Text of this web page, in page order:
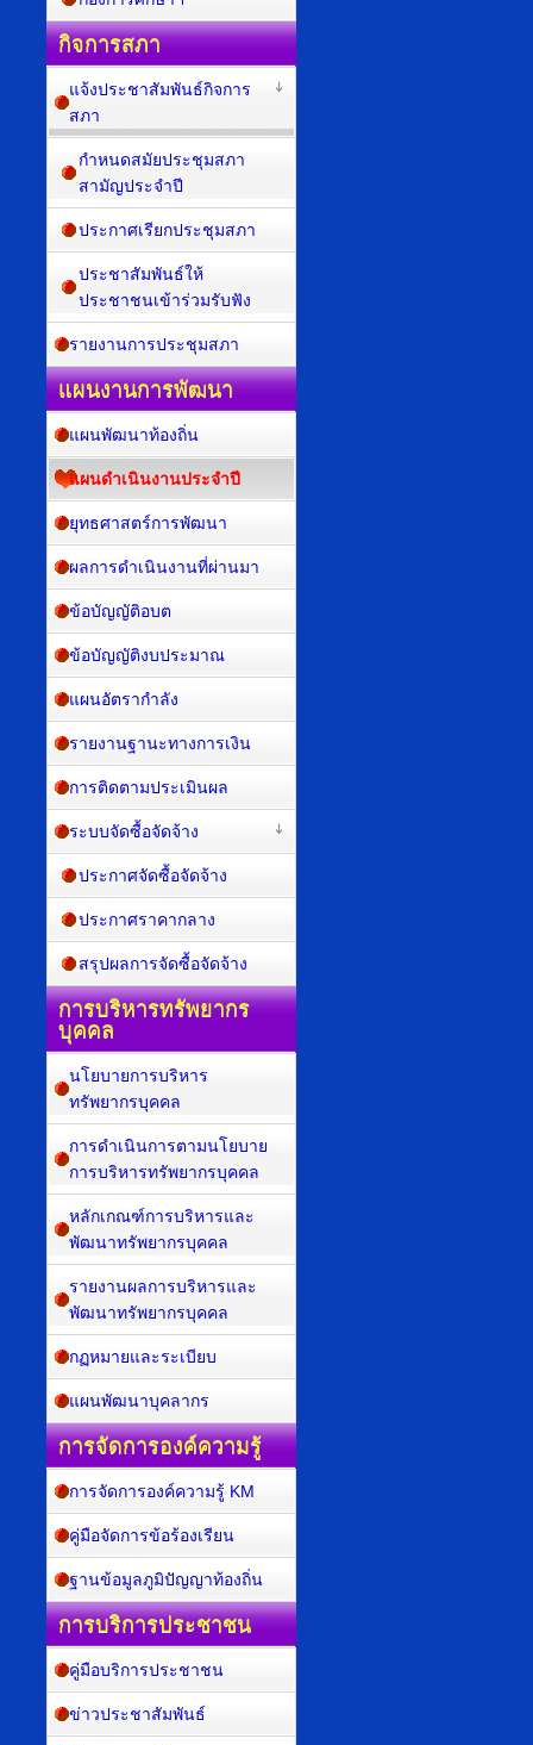
กิจการสภา
แจ้งประชาสัมพันธ์กิจการ
สภา
กำหนดสมัยประชุมสภา
สามัญประจำปี
ประกาศเรียกประชุมสภา
ประชาสัมพันธ์ให้
ประชาชนเข้าร่วมรับฟัง
รายงานการประชุมสภา
แผนงานการพัฒนา
แผนพัฒนาท้องถิ่น
แผนดำเนินงานประจำปี
ยุทธศาสตร์การพัฒนา
ผลการดำเนินงานที่ผ่านมา
ข้อบัญญัติอบต
ข้อบัญญัติงบประมาณ
แผนอัตรากำลัง
รายงานฐานะทางการเงิน
การติดตามประเมินผล
ระบบจัดซื้อจัดจ้าง
ประกาศจัดซื้อจัดจ้าง
ประกาศราคากลาง
สรุปผลการจัดซื้อจัดจ้าง
การบริหารทรัพยากร
บุคคล
นโยบายการบริหาร
ทรัพยากรบุคคล
การดำเนินการตามนโยบาย
การบริหารทรัพยากรบุคคล
หลักเกณฑ์การบริหารและ
พัฒนาทรัพยากรบุคคล
รายงานผลการบริหารและ
พัฒนาทรัพยากรบุคคล
กฏหมายและระเบียบ
แผนพัฒนาบุคลากร
การจัดการองค์ความรู้
การจัดการองค์ความรู้ KM
คู่มือจัดการข้อร้องเรียน
ฐานข้อมูลภูมิปัญญาท้องถิ่น
การบริการประชาชน
คู่มือบริการประชาชน
ข่าวประชาสัมพันธ์